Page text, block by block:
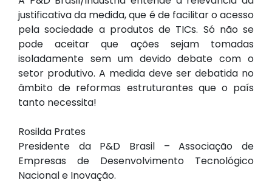
justificativa da medida, que é de facilitar o acesso
pela sociedade a produtos de TICs. Só não se
pode aceitar que ações sejam tomadas
isoladamente sem um devido debate com o
setor produtivo. A medida deve ser debatida no
âmbito de reformas estruturantes que o país
tanto necessita!
Rosilda Prates
Presidente da P&D Brasil – Associação de
Empresas de Desenvolvimento Tecnológico
Nacional e Inovação.